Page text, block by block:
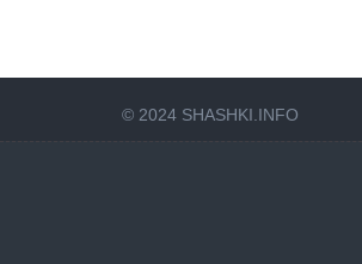
© 2024 SHASHKI.INFO